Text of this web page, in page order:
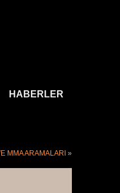
HABERLER
MMA ARAMALARI »